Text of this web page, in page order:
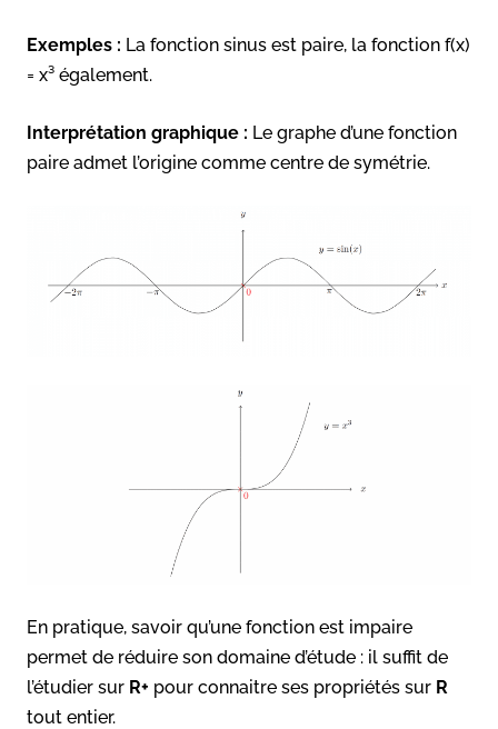
Exemples : La fonction sinus est paire, la fonction f(x)
= x³ également.
Interprétation graphique : Le graphe d’une fonction
paire admet l’origine comme centre de symétrie.
En pratique, savoir qu’une fonction est impaire
permet de réduire son domaine d’étude : il suffit de
l’étudier sur R+ pour connaitre ses propriétés sur R
tout entier.